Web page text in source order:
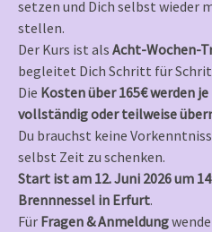
setzen und Dich selbst wieder
stellen.
Der Kurs ist als Acht-Wochen-
begleitet Dich Schritt für
Die Kosten über 165€ werden
vollständig oder teilweise
Du brauchst keine
selbst Zeit zu schenken.
Start ist am 12. Juni 2026 um
Brennnessel in Erfurt.
Für Fragen & Anmeldung